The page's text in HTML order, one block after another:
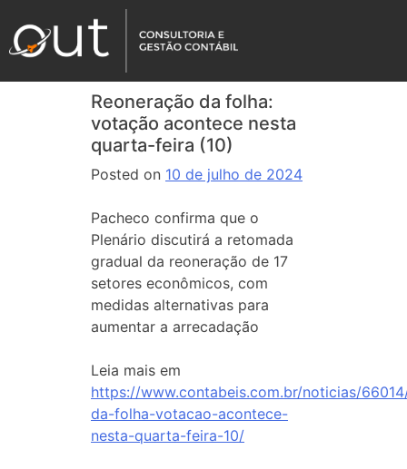
Reoneração da folha:
votação acontece nesta
quarta-feira (10)
Posted on 10 de julho de 2024
Pacheco confirma que o
Plenário discutirá a retomada
gradual da reoneração de 17
setores econômicos, com
medidas alternativas para
aumentar a arrecadação
Leia mais em
https://www.contabeis.com.br/noticias/
da-folha-votacao-acontece-
nesta-quarta-feira-10/